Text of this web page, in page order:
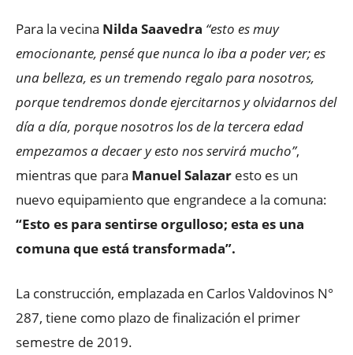
Para la vecina Nilda Saavedra “esto es muy
emocionante, pensé que nunca lo iba a poder ver; es
una belleza, es un tremendo regalo para nosotros,
porque tendremos donde ejercitarnos y olvidarnos del
día a día, porque nosotros los de la tercera edad
empezamos a decaer y esto nos servirá mucho”,
mientras que para Manuel Salazar esto es un
nuevo equipamiento que engrandece a la comuna:
“Esto es para sentirse orgulloso; esta es una
comuna que está transformada”.
La construcción, emplazada en Carlos Valdovinos N°
287, tiene como plazo de finalización el primer
semestre de 2019.